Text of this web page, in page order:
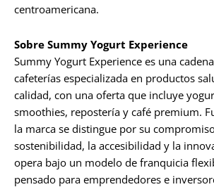
centroamericana.
Sobre Summy Yogurt Experience
Summy Yogurt Experience es una
cafeterías especializada en productos
calidad, con una oferta que incluye
smoothies, repostería y café premium.
la marca se distingue por su
sostenibilidad, la accesibilidad y la
opera bajo un modelo de franquicia
pensado para emprendedores e